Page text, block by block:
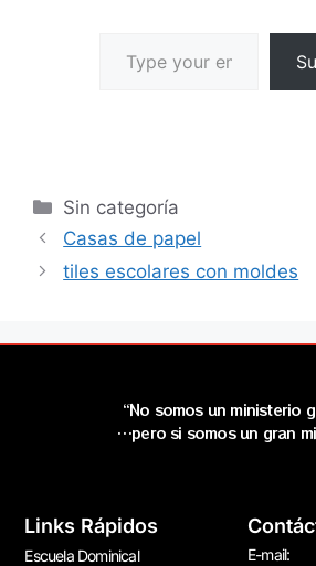
Sin categoría
Casas de papel
tiles escolares con moldes
“No somos un ministerio
…pero si somos un gran
Links Rápidos
Escuela Dominical
E-mail: